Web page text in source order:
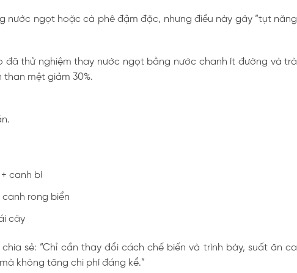
nước ngọt hoặc cà phê đậm đặc, nhưng điều này gây “tụt năng
đã thử nghiệm thay nước ngọt bằng nước chanh ít đường và trà
mệt giảm 30%.
canh bí
canh rong biển
cây
sẻ: “Chỉ cần thay đổi cách chế biến và trình bày, suất ăn ca
không tăng chi phí đáng kể.”